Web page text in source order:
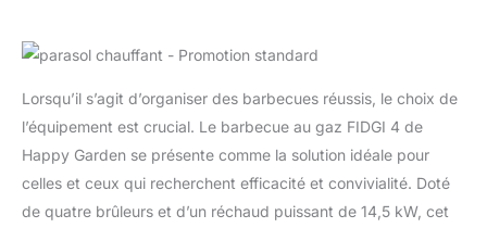
Lorsqu’il s’agit d’organiser des barbecues réussis, le choix de
l’équipement est crucial. Le barbecue au gaz FIDGI 4 de
Happy Garden se présente comme la solution idéale pour
celles et ceux qui recherchent efficacité et convivialité. Doté
de quatre brûleurs et d’un réchaud puissant de 14,5 kW, cet